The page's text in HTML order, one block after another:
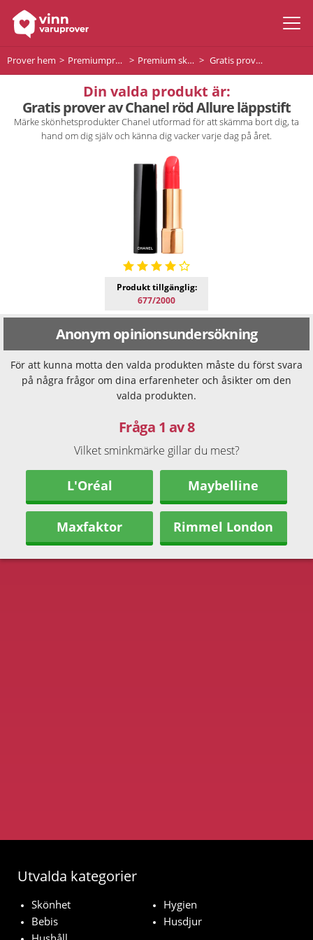
Prover hem Premiumprodukter Premium skönhet Gratis prover av Chanel röd Allure läppstift
Din valda produkt är:
Gratis prover av Chanel röd Allure läppstift
Märke skönhetsprodukter Chanel utformad för att skämma bort dig, ta
hand om dig själv och känna dig vacker varje dag på året.
Produkt tillgänglig:
677/2000
Anonym opinionsundersökning
För att kunna motta den valda produkten måste du först svara
på några frågor om dina erfarenheter och åsikter om den
valda produkten.
Fråga 1 av 8
Vilket sminkmärke gillar du mest?
L'Oréal Maybelline
Maxfaktor Rimmel London
Utvalda kategorier
Skönhet
Hygien
Bebis
Husdjur